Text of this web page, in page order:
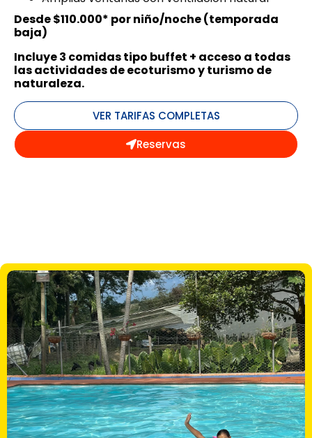
Desde $110.000* por niño/noche (temporada
baja)
Incluye 3 comidas tipo buffet + acceso a todas
las actividades de ecoturismo y turismo de
naturaleza.
VER TARIFAS COMPLETAS
Reservas